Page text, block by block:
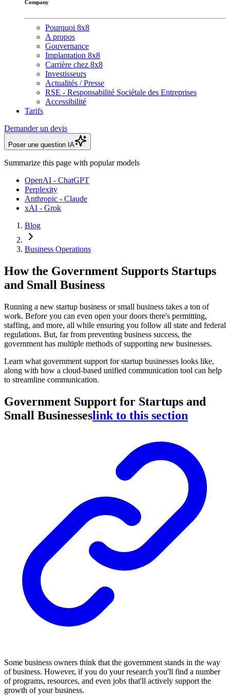
Company
Pourquoi 8x8
A propos
Gouvernance
Implantation 8x8
Carrière chez 8x8
Investisseurs
Actualités / Presse
RSE - Responsabilité Sociétale des Entreprises
Accessibilité
Tarifs
Demander un devis
Poser une question IA
Summarize this page with popular models
OpenAI - ChatGPT
Perplexity
Anthropic - Claude
xAI - Grok
Blog
Business Operations
How the Government Supports Startups
and Small Business
Running a new startup business or small business takes a ton of
work. Before you can even open your doors there's permitting,
staffing, and more, all while ensuring you follow all state and federal
regulations. But, far from preventing business success, the
government has multiple methods of supporting new businesses.
Learn what government support for startup businesses looks like,
along with how a cloud-based unified communication tool can help
to streamline communication.
Government Support for Startups and
Small Businesseslink to this section
Some business owners think that the government stands in the way
of business. However, if you do your research you'll find a number
of programs, resources, and even jobs that'll actively support the
growth of your business.